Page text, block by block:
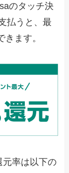
のタッチ決
払うと、最
ます。
元率は以下の